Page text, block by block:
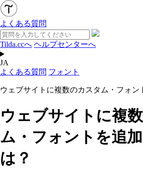
よくある質問
Tilda.ccへ ヘルプセンターへ
JA
よくある質問 フォント
ウェブサイトに複数のカスタム・フォン
ウェブサイトに複
ム・フォントを追
は？